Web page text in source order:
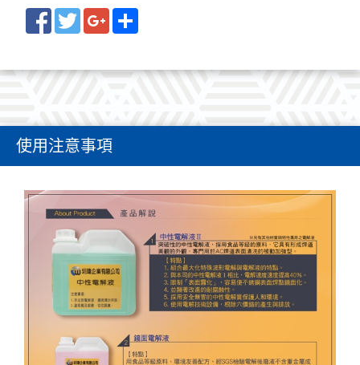
FacebookTwitterGoogle+
使用注意事項